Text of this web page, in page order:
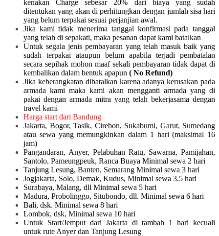
kenakan Charge sebesar 20% dari biaya yang sudah
ditentukan yang akan di perhitungkan dengan jumlah sisa hari
yang belum terpakai sesuai perjanjian awal.
Jika kami tidak menerima tanggal konfirmasi pada tanggal
yang telah di sepakati, maka pesanan dapat kami batalkan
Untuk segala jenis pembayaran yang telah masuk baik yang
sudah terpakai ataupun belum apabila terjadi pembatalan
secara sepihak mohon maaf sekali pembayaran tidak dapat di
kembalikan dalam bentuk apapun ( No Refund)
Jika keberangkatan dibatalkan karena adanya kerusakan pada
armada kami maka kami akan mengganti armada yang di
pakai dengan armada mitra yang telah bekerjasama dengan
travel kami
Harga start dari Bandung
Jakarta, Bogor, Tasik, Cirebon, Sukabumi, Garut, Sumedang
atau sewa yang memungkinkan dalam 1 hari (maksimal 16
jam)
Pangandaran, Anyer, Pelabuhan Ratu, Sawarna, Pamijahan,
Santolo, Pameungpeuk, Ranca Buaya Minimal sewa 2 hari
Tanjung Lesung, Banten, Semarang Minimal sewa 3 hari
Jogjakarta, Solo, Demak, Kudus, Minimal sewa 3.5 hari
Surabaya, Malang, dll Minimal sewa 5 hari
Madura, Probolinggo, Situbondo, dll. Minimal sewa 6 hari
Bali, dsk. Minimal sewa 8 hari
Lombok, dsk, Minimal sewa 10 hari
Untuk Start/Jemput dari Jakarta di tambah 1 hari kecuali
untuk rute Anyer dan Tanjung Lesung